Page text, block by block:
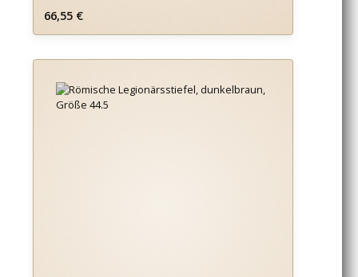
Regulärer Preis:
66,55 €